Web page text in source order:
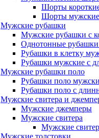
Шорты
Шорты
Мужские рубашки
Мужские рубашки с
Однотонные
Рубашки в клетку
Рубашки мужские с
Мужские рубашки поло
Рубашки поло
Рубашки поло с
Мужские свитера и
Мужские джемперы
Мужские свитера
Мужские
Мужские толстовки